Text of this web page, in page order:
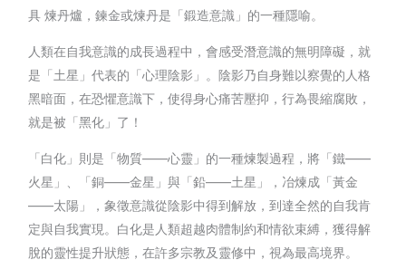
具 煉丹爐，鍊金或煉丹是「鍛造意識」的一種隱喻。
人類在自我意識的成長過程中，會感受潛意識的無明障礙，就
是「土星」代表的「心理陰影」。陰影乃自身難以察覺的人格
黑暗面，在恐懼意識下，使得身心痛苦壓抑，行為畏縮腐敗，
就是被「黑化」了！
「白化」則是「物質——心靈」的一種煉製過程，將「鐵——
火星」、「銅——金星」與「鉛——土星」，冶煉成「黃金
——太陽」，象徵意識從陰影中得到解放，到達全然的自我肯
定與自我實現。白化是人類超越肉體制約和情欲束縛，獲得解
脫的靈性提升狀態，在許多宗教及靈修中，視為最高境界。